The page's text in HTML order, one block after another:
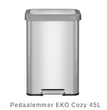
Pedaalemmer EKO Cozy 45L